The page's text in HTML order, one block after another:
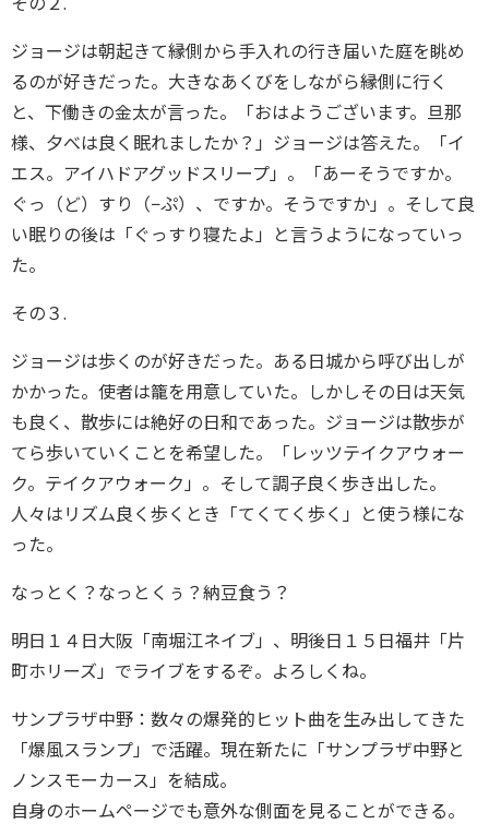
ジョージは朝起きて縁側から手入れの行き届いた庭を眺め
るのが好きだった。大きなあくびをしながら縁側に行く
と、下働きの金太が言った。「おはようございます。旦那
様、夕べは良く眠れましたか？」ジョージは答えた。「イ
エス。アイハドアグッドスリープ」。「あーそうですか。
ぐっ（ど）すり（−ぷ）、ですか。そうですか」。そして良
い眠りの後は「ぐっすり寝たよ」と言うようになっていっ
た。
その３.
ジョージは歩くのが好きだった。ある日城から呼び出しが
かかった。使者は籠を用意していた。しかしその日は天気
も良く、散歩には絶好の日和であった。ジョージは散歩が
てら歩いていくことを希望した。「レッツテイクアウォー
ク。テイクアウォーク」。そして調子良く歩き出した。
人々はリズム良く歩くとき「てくてく歩く」と使う様にな
った。
なっとく？なっとくぅ？納豆食う？
明日１４日大阪「南堀江ネイブ」、明後日１５日福井「片
町ホリーズ」でライブをするぞ。よろしくね。
サンプラザ中野：数々の爆発的ヒット曲を生み出してきた
「爆風スランプ」で活躍。現在新たに「サンプラザ中野と
ノンスモーカース」を結成。
自身のホームページでも意外な側面を見ることができる。